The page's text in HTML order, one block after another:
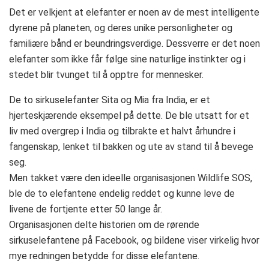
Det er velkjent at elefanter er noen av de mest intelligente
dyrene på planeten, og deres unike personligheter og
familiære bånd er beundringsverdige. Dessverre er det noen
elefanter som ikke får følge sine naturlige instinkter og i
stedet blir tvunget til å opptre for mennesker.
De to sirkuselefanter Sita og Mia fra India, er et
hjerteskjærende eksempel på dette. De ble utsatt for et
liv med overgrep i India og tilbrakte et halvt århundre i
fangenskap, lenket til bakken og ute av stand til å bevege
seg.
Men takket være den ideelle organisasjonen Wildlife SOS,
ble de to elefantene endelig reddet og kunne leve de
livene de fortjente etter 50 lange år.
Organisasjonen delte historien om de rørende
sirkuselefantene på Facebook, og bildene viser virkelig hvor
mye redningen betydde for disse elefantene.